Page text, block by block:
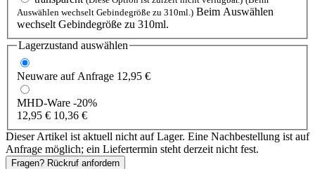
Auswählen wechselt Gebindegröße zu 310ml.) Beim Auswählen
wechselt Gebindegröße zu 310ml.
Lagerzustand auswählen
Neuware auf Anfrage 12,95 €
MHD-Ware -20%
12,95 € 10,36 €
Dieser Artikel ist aktuell nicht auf Lager. Eine Nachbestellung ist auf
Anfrage möglich; ein Liefertermin steht derzeit nicht fest.
Fragen? Rückruf anfordern